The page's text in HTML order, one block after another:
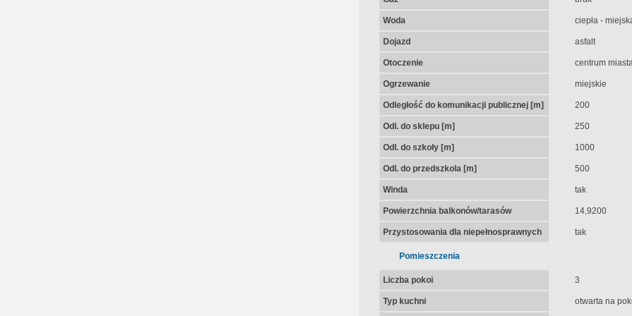
Woda ciepła -
Dojazd asfalt
Otoczenie centrum
Ogrzewanie miejskie
Odległość do komunikacji publicznej [m] 200
Odl. do sklepu [m] 250
Odl. do szkoły [m] 1000
Odl. do przedszkola [m] 500
Winda tak
Powierzchnia balkonów/tarasów 14,9200
Przystosowania dla niepełnosprawnych tak
Pomieszczenia
Liczba pokoi 3
Typ kuchni otwarta na